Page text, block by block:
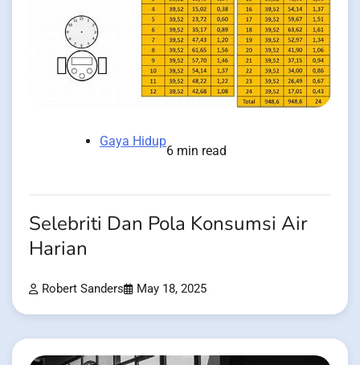
Gaya Hidup
6 min read
Selebriti Dan Pola Konsumsi Air
Harian
Robert Sanders May 18, 2025